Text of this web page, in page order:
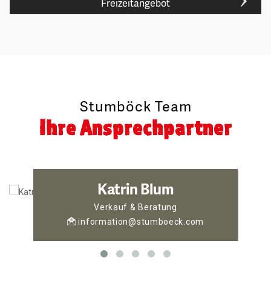
Stumböck Team
Ihre Ansprechpartner
Katrin Blum
Verkauf & Beratung
information@stumboeck.com